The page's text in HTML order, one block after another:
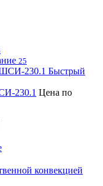
25
Быстрый
230.1 Цена по